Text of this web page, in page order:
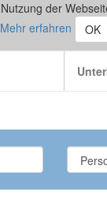
der
Mehr erfahren
OK